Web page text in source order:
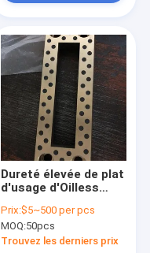
Dureté élevée de plat
d'usage d'Oilless
pour des lignes de
production de
locomotive à vapeur
Prix:$5~500 per pcs
MOQ:50pcs
Trouvez les derniers prix